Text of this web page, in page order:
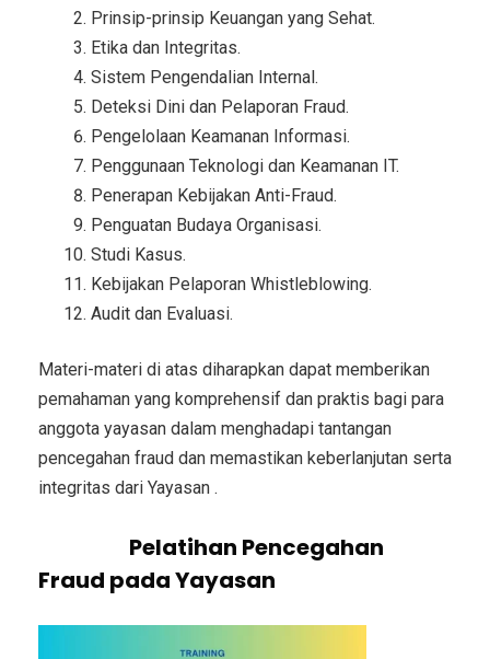
Prinsip-prinsip Keuangan yang Sehat.
Etika dan Integritas.
Sistem Pengendalian Internal.
Deteksi Dini dan Pelaporan Fraud.
Pengelolaan Keamanan Informasi.
Penggunaan Teknologi dan Keamanan IT.
Penerapan Kebijakan Anti-Fraud.
Penguatan Budaya Organisasi.
Studi Kasus.
Kebijakan Pelaporan Whistleblowing.
Audit dan Evaluasi.
Materi-materi di atas diharapkan dapat memberikan
pemahaman yang komprehensif dan praktis bagi para
anggota yayasan dalam menghadapi tantangan
pencegahan fraud dan memastikan keberlanjutan serta
integritas dari Yayasan .
Pelatihan Pencegahan
Fraud pada Yayasan